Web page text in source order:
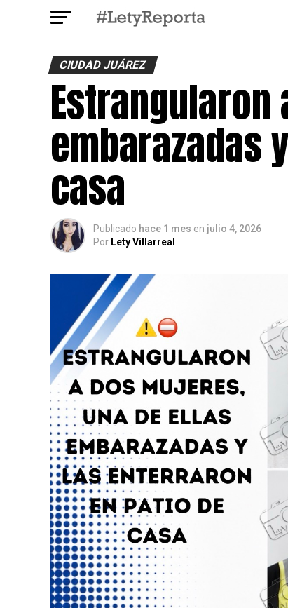
CIUDAD JUÁREZ
embarazadas
casa
Publicado hace 1 mes en julio 4, 2026
Por Lety Villarreal